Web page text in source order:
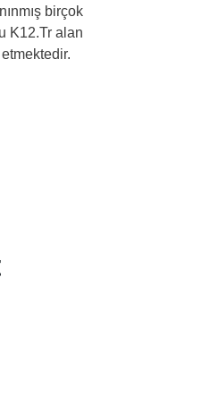
birçok
K12.Tr alan
etmektedir.